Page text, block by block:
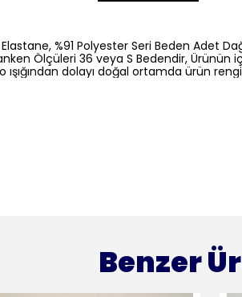
%91 Polyester Seri Beden Adet
Ölçüleri 36 veya S Bedendir,
ışığından dolayı doğal ortamda ürün
Benzer